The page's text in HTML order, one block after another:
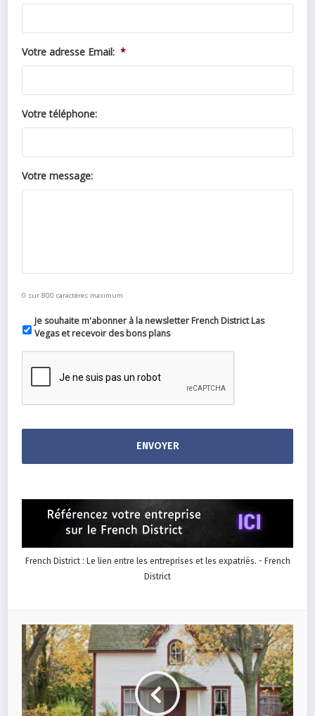
Votre adresse Email: *
Votre téléphone:
Votre message:
0 sur 800 caractères maximum
Je souhaite m'abonner à la newsletter French District Las
Vegas et recevoir des bons plans
French District : Le lien entre les entreprises et les expatriés. - French
District